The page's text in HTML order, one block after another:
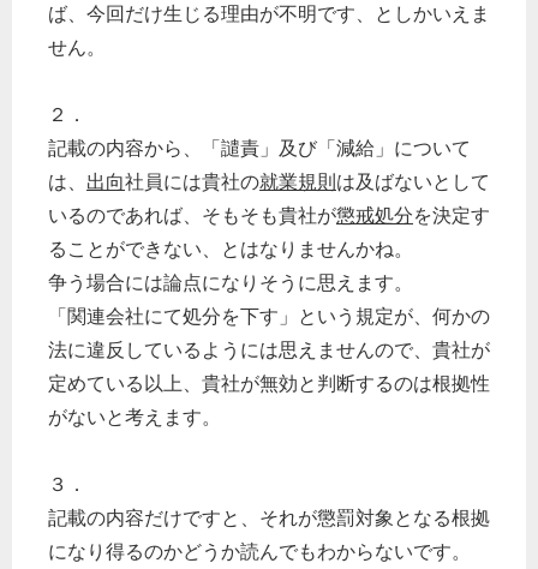
ば、今回だけ生じる理由が不明です、としかいえま
せん。
２．
記載の内容から、「譴責」及び「減給」について
は、 出向社員には貴社の就業規則は及ばないとして
いるのであれば、そもそも貴社が懲戒処分を決定す
ることができない、とはなりませんかね。
争う場合には論点になりそうに思えます。
「関連会社にて処分を下す」という規定が、何かの
法に違反しているようには思えませんので、貴社が
定めている以上、貴社が無効と判断するのは根拠性
がないと考えます。
３．
記載の内容だけですと、それが懲罰対象となる根拠
になり得るのかどうか読んでもわからないです。